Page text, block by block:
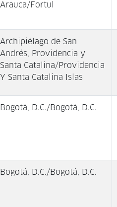
Arauca/Fortul
Archipiélago de San
Andrés, Providencia y
Santa Catalina/Providencia
Y Santa Catalina Islas
Bogotá, D.C./Bogotá, D.C.
Bogotá, D.C./Bogotá, D.C.